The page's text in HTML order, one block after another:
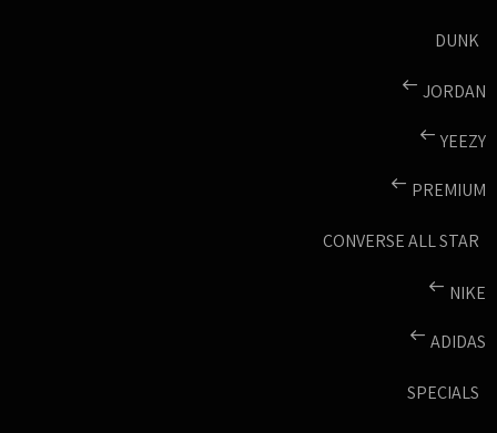
DUNK
JORDAN
YEEZY
PREMIUM
CONVERSE ALL STAR
NIKE
ADIDAS
SPECIALS